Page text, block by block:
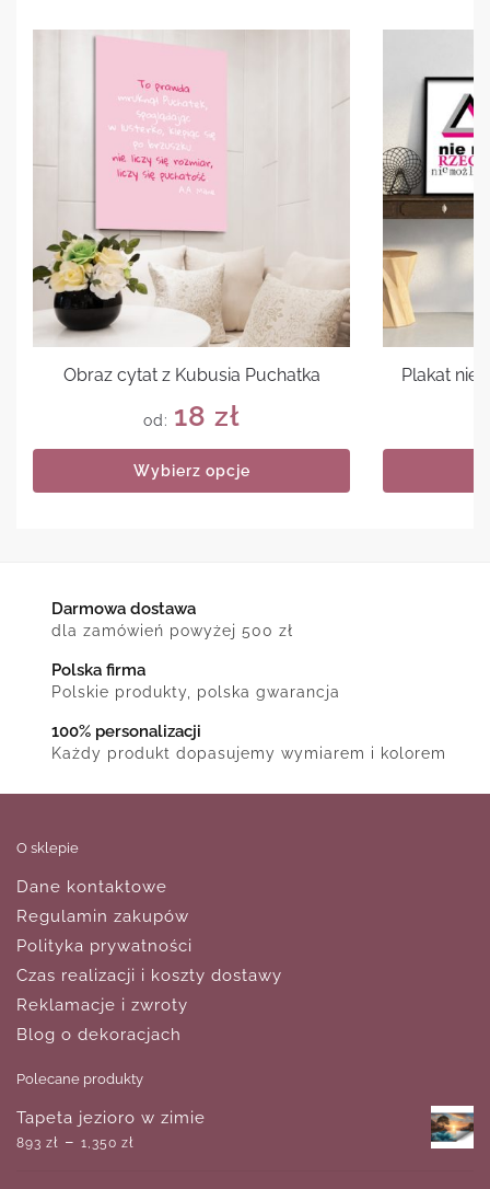
Obraz cytat z Kubusia Puchatka
od: 18 zł
Wybierz opcje
Plakat nie
Darmowa dostawa
dla zamówień powyżej 500 zł
Polska firma
Polskie produkty, polska gwarancja
100% personalizacji
Każdy produkt dopasujemy wymiarem i kolorem
O sklepie
Dane kontaktowe
Regulamin zakupów
Polityka prywatności
Czas realizacji i koszty dostawy
Reklamacje i zwroty
Blog o dekoracjach
Polecane produkty
Tapeta jezioro w zimie
893 zł – 1,350 zł